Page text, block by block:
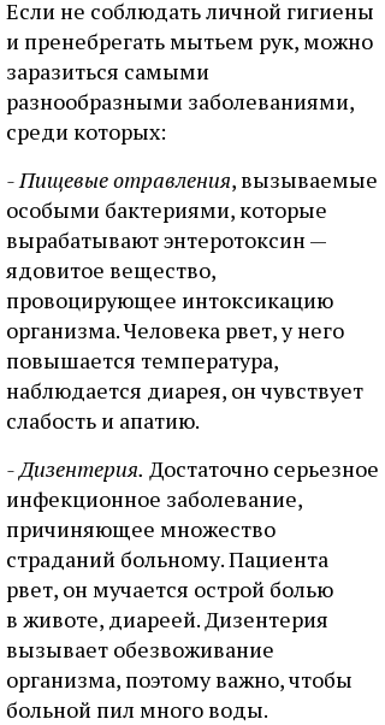
Если не соблюдать личной гигиены
и пренебрегать мытьем рук, можно
заразиться самыми
разнообразными заболеваниями,
среди которых:
- Пищевые отравления, вызываемые
особыми бактериями, которые
вырабатывают энтеротоксин —
ядовитое вещество,
провоцирующее интоксикацию
организма. Человека рвет, у него
повышается температура,
наблюдается диарея, он чувствует
слабость и апатию.
- Дизентерия. Достаточно серьезное
инфекционное заболевание,
причиняющее множество
страданий больному. Пациента
рвет, он мучается острой болью
в животе, диареей. Дизентерия
вызывает обезвоживание
организма, поэтому важно, чтобы
больной пил много воды.